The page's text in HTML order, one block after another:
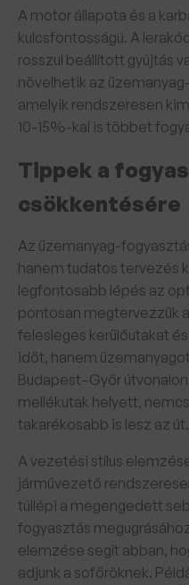
A motor állapota és a
kulcsfontosságú. A
rosszul beállított gyújtás
növelhetik az
amelyik rendszeresen
10-15%-kal is többet
Tippek a
csökkentésére
Az üzemanyag-
hanem tudatos tervezés
legfontosabb lépés az
pontosan megtervezzük
felesleges kerülőutakat
időt, hanem
Budapest–Győr
mellékutak helyett,
takarékosabb is lesz az út.
A vezetési stílus
járművezető
túllépi a megengedett
fogyasztás
elemzése segít abban,
adjunk a sofőröknek.